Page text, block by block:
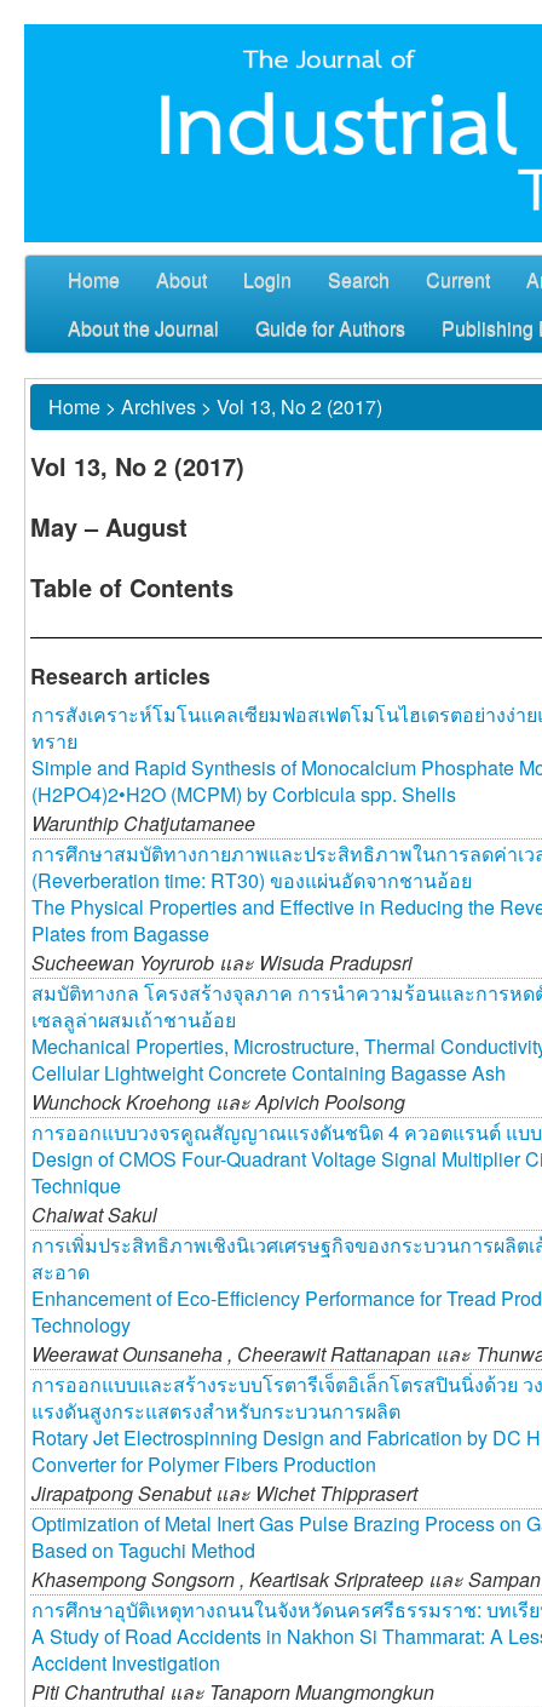
Home About Login Search Current
About the Journal
Guide for Authors Publishing
Home > Archives > Vol 13, No 2 (2017)
Vol 13, No 2 (2017)
May – August
Table of Contents
Research articles
การสังเคราะห์โมโนแคลเซียมฟอสเฟตโมโนไฮเดรตอย่างง่า
ทราย
Simple and Rapid Synthesis of Monocalcium Phosphate
(H2PO4)2•H2O (MCPM) by Corbicula spp. Shells
Warunthip Chatjutamanee
การศึกษาสมบัติทางกายภาพและประสิทธิภาพในการลดค่าเว
(Reverberation time: RT30) ของแผ่นอัดจากชานอ้อย
The Physical Properties and Effective in Reducing the
Plates from Bagasse
Sucheewan Yoyrurob และ Wisuda Pradupsri
สมบัติทางกล โครงสร้างจุลภาค การนำความร้อนและการห
เซลลูล่าผสมเถ้าชานอ้อย
Mechanical Properties, Microstructure, Thermal
Cellular Lightweight Concrete Containing Bagasse Ash
Wunchock Kroehong และApivich Poolsong
การออกแบบวงจรคูณสัญญาณแรงดันชนิด 4 ควอตแรนต์ แบ
Design of CMOS Four-Quadrant Voltage Signal Multiplier
Technique
Chaiwat Sakul
การเพิ่มประสิทธิภาพเชิงนิเวศเศรษฐกิจของกระบวนการผลิต
สะอาด
Enhancement of Eco-Efficiency Performance for Tread
Technology
Weerawat Ounsaneha , Cheerawit Rattanapan และ
การออกแบบและสร้างระบบโรตารีเจ็ตอิเล็กโตรสปินนิ่งด้วย
แรงดันสูงกระแสตรงสำหรับกระบวนการผลิต
Rotary Jet Electrospinning Design and Fabrication by DC
Converter for Polymer Fibers Production
Jirapatpong Senabut และ Wichet Thipprasert
Optimization of Metal Inert Gas Pulse Brazing Process on
Based on Taguchi Method
Khasempong Songsorn , Keartisak Sriprateep และ
การศึกษาอุบัติเหตุทางถนนในจังหวัดนครศรีธรรมราช: บทเรี
A Study of Road Accidents in Nakhon Si Thammarat: A
Accident Investigation
Piti Chantruthai และ Tanaporn Muangmongkun